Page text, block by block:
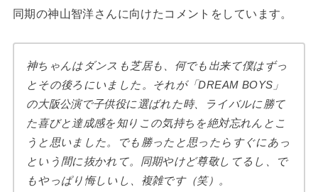
同期の神山智洋さんに向けたコメントをしています。
神ちゃんはダンスも芝居も、何でも出来て僕はずっ
とその後ろにいました。それが「DREAM BOYS」
の大阪公演で子供役に選ばれた時、ライバルに勝て
た喜びと達成感を知りこの気持ちを絶対忘れんとこ
うと思いました。でも勝ったと思ったらすぐにあっ
という間に抜かれて。同期やけど尊敬してるし、で
もやっぱり悔しいし、複雑です（笑）。